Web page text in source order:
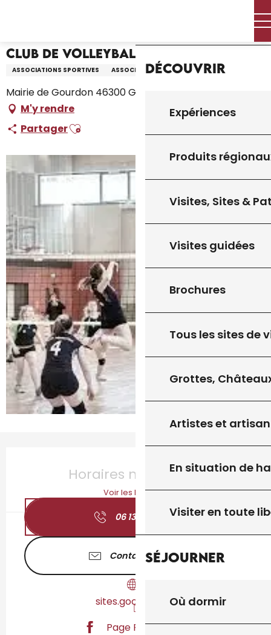
principal
Découvrir
Expériences
Produits
Visites, Sites &
Visites guidées
Brochures
Tous les sites de
Grottes,
Artistes et
En situation de
Visiter en toute
Séjourner
Où dormir
Club de Volleyball
ASSOCIATIONS SPORTIVES ASSOCIATION
Mairie de Gourdon 46300 Gourdon, Gourdon
M'y rendre
PartagerAjouter aux favoris
Horaires non définis
Voir les horaires
06 13 40 39 ▒▒
Contactez-nous
sites.google.com
Page Facebook